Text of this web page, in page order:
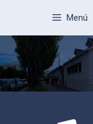
Menú